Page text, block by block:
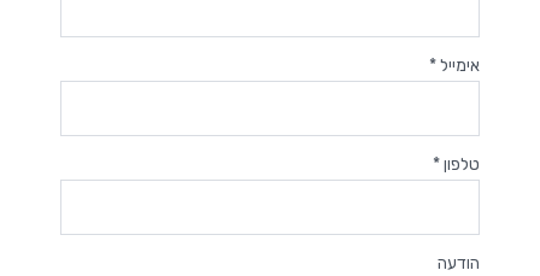
אימייל *
טלפון *
הודעה